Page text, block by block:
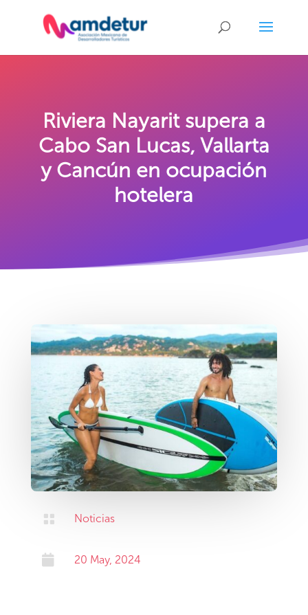
Riviera Nayarit supera a
Cabo San Lucas, Vallarta
y Cancún en ocupación
hotelera
 Noticias
 20 May, 2024